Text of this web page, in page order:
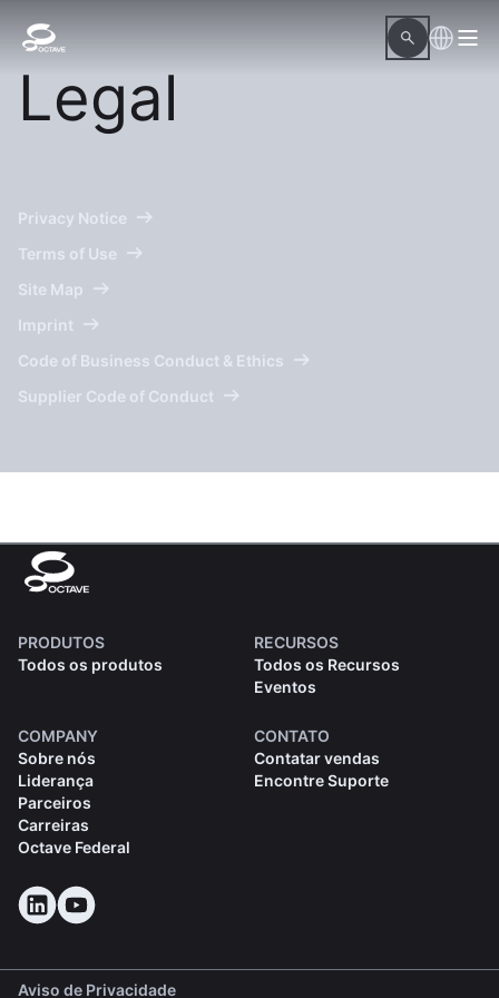
Legal
Privacy Notice
Terms of Use
Site Map
Imprint
Code of Business Conduct & Ethics
Supplier Code of Conduct
PRODUTOS
Todos os produtos
RECURSOS
Todos os Recursos
Eventos
COMPANY
Sobre nós
Liderança
Parceiros
Carreiras
Octave Federal
CONTATO
Contatar vendas
Encontre Suporte
Aviso de Privacidade